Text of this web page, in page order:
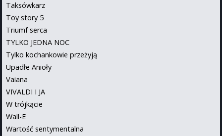
Taksówkarz
Toy story 5
Triumf serca
TYLKO JEDNA NOC
Tylko kochankowie przeżyją
Upadłe Anioły
Vaiana
VIVALDI I JA
W trójkącie
Wall-E
Wartość sentymentalna